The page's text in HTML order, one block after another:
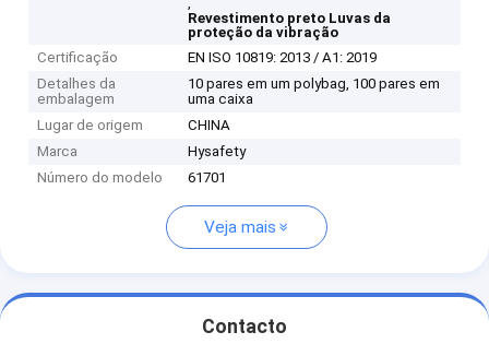
Revestimento preto Luvas da
proteção da vibração
Certificação
EN ISO 10819: 2013 / A1: 2019
Detalhes da
embalagem
10 pares em um polybag, 100 pares em
uma caixa
Lugar de origem
CHINA
Marca
Hysafety
Número do modelo
61701
Veja mais
Contacto